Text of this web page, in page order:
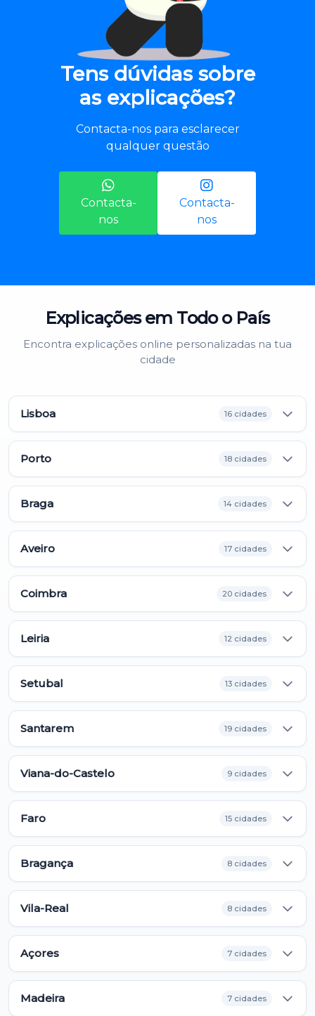
Tens dúvidas sobre
as explicações?
Contacta-nos para esclarecer
qualquer questão
Contacta-
nos
Contacta-
nos
Explicações em Todo o País
Encontra explicações online personalizadas na tua
cidade
Lisboa 16 cidades
Porto 18 cidades
Braga 14 cidades
Aveiro 17 cidades
Coimbra 20 cidades
Leiria 12 cidades
Setubal 13 cidades
Santarem 19 cidades
Viana-do-Castelo 9 cidades
Faro 15 cidades
Bragança 8 cidades
Vila-Real 8 cidades
Açores 7 cidades
Madeira 7 cidades